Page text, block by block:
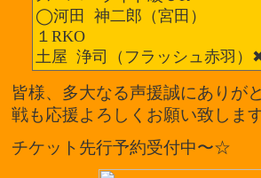
◯河田 神二郎（宮田）
１RKO
土屋 浄司（フラッシュ赤羽）
皆様、多大なる声援誠にありが
戦も応援よろしくお願い致しま
チケット先行予約受付中〜☆